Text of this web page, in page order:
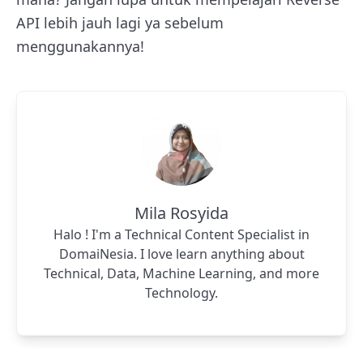
API lebih jauh lagi ya sebelum
menggunakannya!
Mila Rosyida
Halo ! I'm a Technical Content Specialist in
DomaiNesia. I love learn anything about
Technical, Data, Machine Learning, and more
Technology.